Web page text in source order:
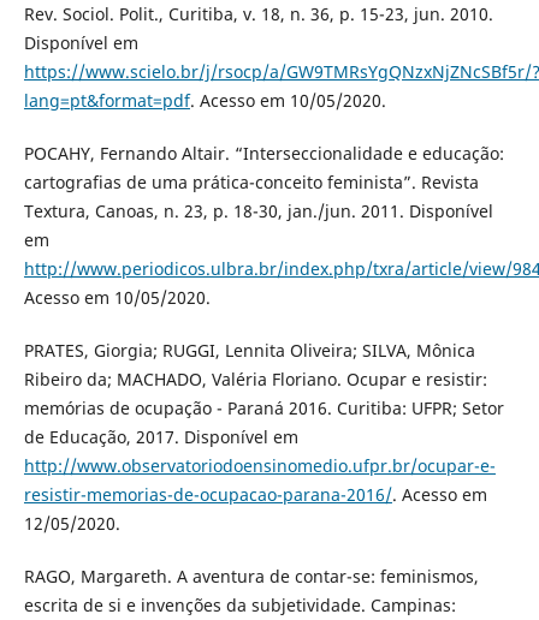
Rev. Sociol. Polit., Curitiba, v. 18, n. 36, p. 15-23, jun. 2010.
Disponível em
https://www.scielo.br/j/rsocp/a/GW9TMRsYgQNzxNjZNcSBf5r/?
lang=pt&format=pdf. Acesso em 10/05/2020.
POCAHY, Fernando Altair. “Interseccionalidade e educação:
cartografias de uma prática-conceito feminista”. Revista
Textura, Canoas, n. 23, p. 18-30, jan./jun. 2011. Disponível
em
http://www.periodicos.ulbra.br/index.php/txra/article/view/
Acesso em 10/05/2020.
PRATES, Giorgia; RUGGI, Lennita Oliveira; SILVA, Mônica
Ribeiro da; MACHADO, Valéria Floriano. Ocupar e resistir:
memórias de ocupação - Paraná 2016. Curitiba: UFPR; Setor
de Educação, 2017. Disponível em
http://www.observatoriodoensinomedio.ufpr.br/ocupar-e-
resistir-memorias-de-ocupacao-parana-2016/. Acesso em
12/05/2020.
RAGO, Margareth. A aventura de contar-se: feminismos,
escrita de si e invenções da subjetividade. Campinas: